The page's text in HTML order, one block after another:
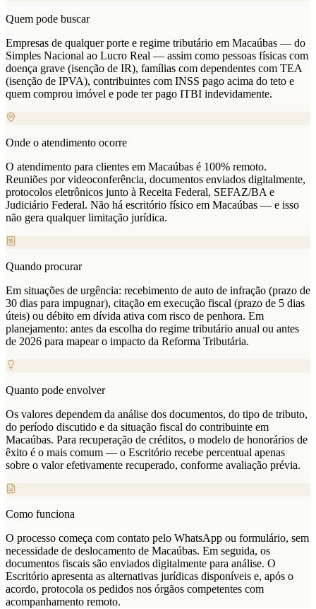
Quem pode buscar
Empresas de qualquer porte e regime tributário em Macaúbas — do
Simples Nacional ao Lucro Real — assim como pessoas físicas com
doença grave (isenção de IR), famílias com dependentes com TEA
(isenção de IPVA), contribuintes com INSS pago acima do teto e
quem comprou imóvel e pode ter pago ITBI indevidamente.
Onde o atendimento ocorre
O atendimento para clientes em Macaúbas é 100% remoto.
Reuniões por videoconferência, documentos enviados digitalmente,
protocolos eletrônicos junto à Receita Federal, SEFAZ/BA e
Judiciário Federal. Não há escritório físico em Macaúbas — e isso
não gera qualquer limitação jurídica.
Quando procurar
Em situações de urgência: recebimento de auto de infração (prazo de
30 dias para impugnar), citação em execução fiscal (prazo de 5 dias
úteis) ou débito em dívida ativa com risco de penhora. Em
planejamento: antes da escolha do regime tributário anual ou antes
de 2026 para mapear o impacto da Reforma Tributária.
Quanto pode envolver
Os valores dependem da análise dos documentos, do tipo de tributo,
do período discutido e da situação fiscal do contribuinte em
Macaúbas. Para recuperação de créditos, o modelo de honorários de
êxito é o mais comum — o Escritório recebe percentual apenas
sobre o valor efetivamente recuperado, conforme avaliação prévia.
Como funciona
O processo começa com contato pelo WhatsApp ou formulário, sem
necessidade de deslocamento de Macaúbas. Em seguida, os
documentos fiscais são enviados digitalmente para análise. O
Escritório apresenta as alternativas jurídicas disponíveis e, após o
acordo, protocola os pedidos nos órgãos competentes com
acompanhamento remoto.